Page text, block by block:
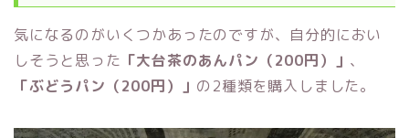
気になるのがいくつかあったのですが、自分的におい
しそうと思った 「大台茶のあんパン（200円）」 、
「ぶどうパン（200円）」 の2種類を購入しました。